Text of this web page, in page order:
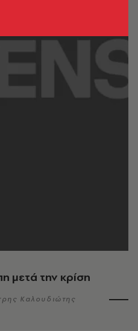
μετά την κρίση
Καλουδιώτης